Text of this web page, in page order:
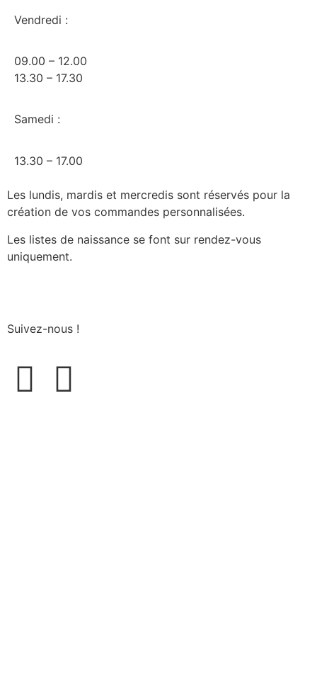
Vendredi :
09.00 – 12.00
13.30 – 17.30
Samedi :
13.30 – 17.00
Les lundis, mardis et mercredis sont réservés pour la
création de vos commandes personnalisées.
Les listes de naissance se font sur rendez-vous
uniquement.
Suivez-nous !